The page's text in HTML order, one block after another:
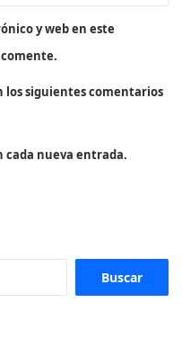
y web en este
los siguientes comentarios
cada nueva entrada.